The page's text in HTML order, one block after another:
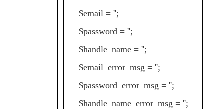
$email = '';
$password = '';
$handle_name = '';
$email_error_msg = '';
$password_error_msg = '';
$handle_name_error_msg = '';